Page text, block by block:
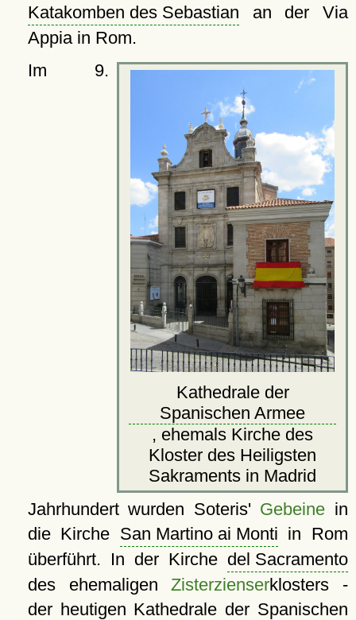
Katakomben des Sebastian an der Via
Appia in Rom.
Kathedrale der
Spanischen Armee
, ehemals Kirche des
Kloster des Heiligsten
Sakraments in Madrid
Im 9.
Jahrhundert wurden Soteris' Gebeine in
die Kirche San Martino ai Monti in Rom
überführt. In der Kirche del Sacramento
des ehemaligenZisterzienserklosters -
der heutigen Kathedrale der Spanischen